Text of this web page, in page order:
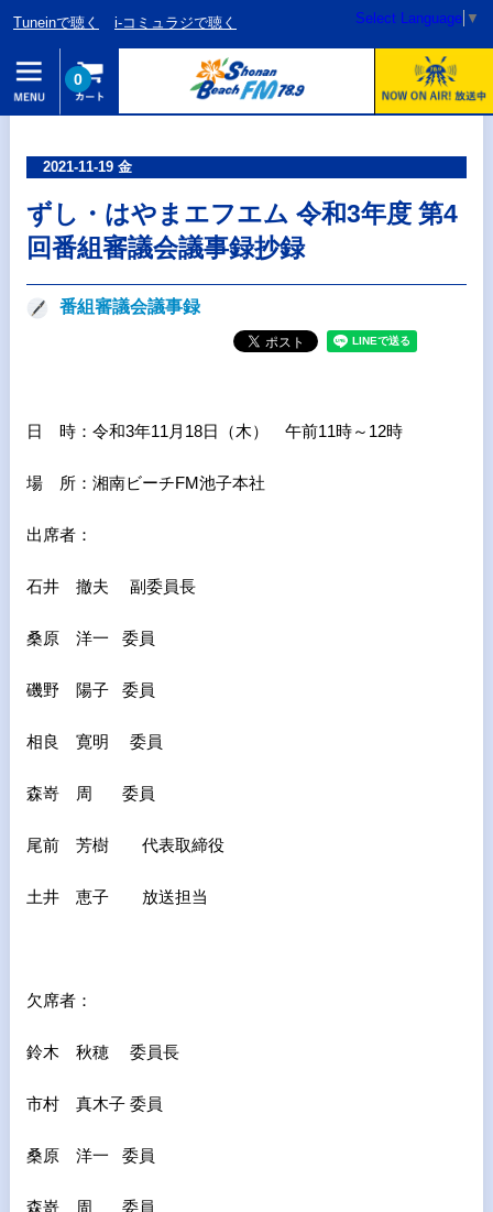
Tuneinで聴く i-コミュラジで聴く Select Language ▼
0
2021-11-19 金
ずし・はやまエフエム 令和3年度 第4
回番組審議会議事録抄録
番組審議会議事録
日 時：令和3年11月18日（木） 午前11時～12時
場 所： 湘南ビーチFM池子本社
出席者：
石井 撤夫 副委員長
桑原 洋一 委員
磯野 陽子 委員
相良 寛明 委員
森嵜 周 委員
尾前 芳樹 代表取締役
土井 恵子 放送担当
欠席者：
鈴木 秋穂 委員長
市村 真木子 委員
桑原 洋一 委員
森嵜 周 委員